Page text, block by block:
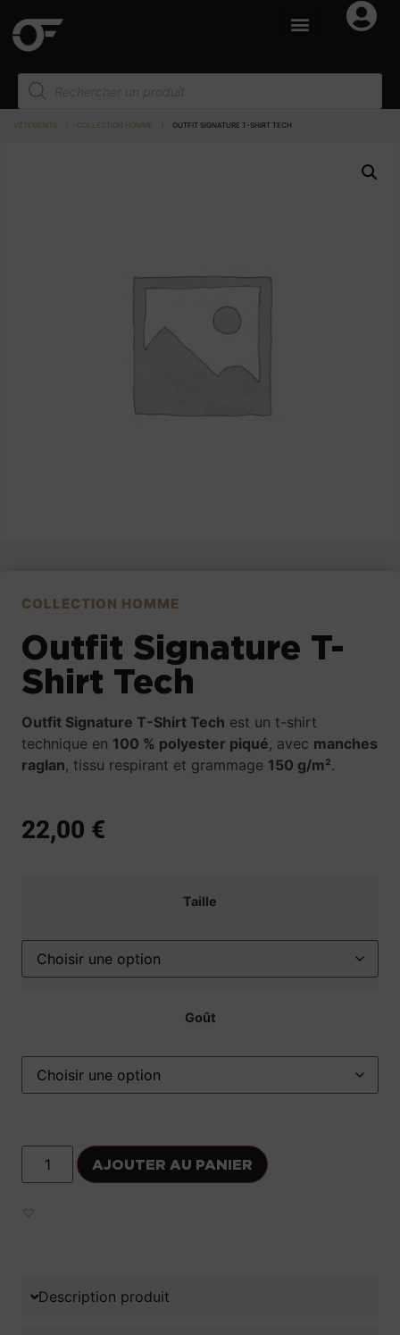
VÊTEMENTS COLLECTION HOMME OUTFIT SIGNATURE T-SHIRT TECH
COLLECTION HOMME
Outfit Signature T-
Shirt Tech
Outfit Signature T-Shirt Tech est un t-shirt
technique en 100 % polyester piqué, avec manches
raglan, tissu respirant et grammage 150 g/m².
22,00 €
Taille
Goût
AJOUTER AU PANIER
Description produit